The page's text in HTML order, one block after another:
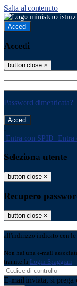
Salta al contenuto
Accedi
Accedi
button close ×
Password dimenticata?
-
Entra con SPID Entra
Seleziona utente
button close ×
Recupero
button close ×
all'indirizzo indicato con le
Non hai una e-mail
tramite la Login Spaggiari
E-mail inviata, si prega